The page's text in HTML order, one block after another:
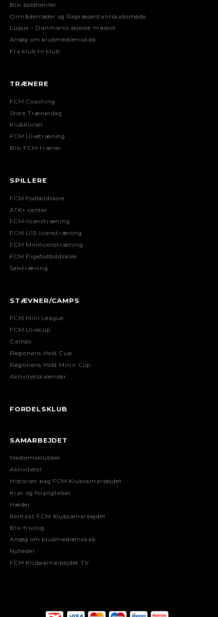
Bliv boldhenter
Områdemøder og Repræsentantskabsmøde
Lupus – Danmarks sejeste maskot
Ansøg om klubmedlemskab
Fra klub til klub
TRÆNERE
FCM Coaching
Store Trænerdag
Klubkurser
FCM Ulvetræning
Bliv FCM-træner
SPILLERE
FCM Fodboldskole
ATK+ center
FCM-licenstræning
FCM U13 licenstræning
FCM Minilicenstræning
FCM Pigefodboldskole
Selvtræning
STÆVNER/CAMPS
FCM Mini League
FCM Ulvecup
Camps
Regionens Hold Cup
Regionens Hold Micro Cup
Aktivitetskalender
FORDELSKLUB
SAMARBEJDET
Medlemsklubber
Aktiviteter
Historien bag FCM Klubsamarbejdet
Krav og forpligtelser
Hæder
Kontakt FCM Klubsamarbejdet
Bliv frivillig
Ansøg om klubmedlemskab
Nyheder
FCM Klubsamarbejdet TV